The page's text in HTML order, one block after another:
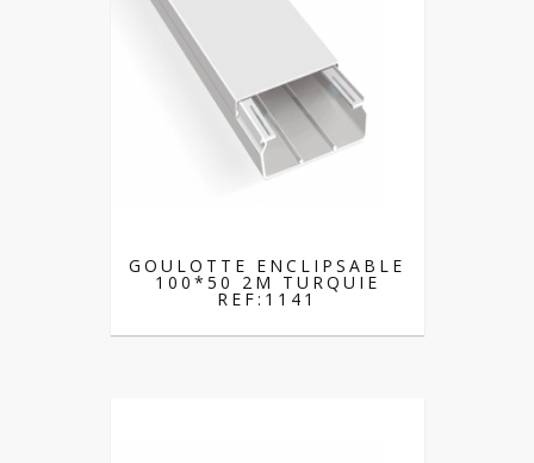
GOULOTTE ENCLIPSABLE
100*50 2M TURQUIE
REF:1141